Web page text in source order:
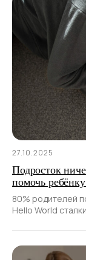
27.10.2025
Подросток
помочь
80% родителей
Hello World